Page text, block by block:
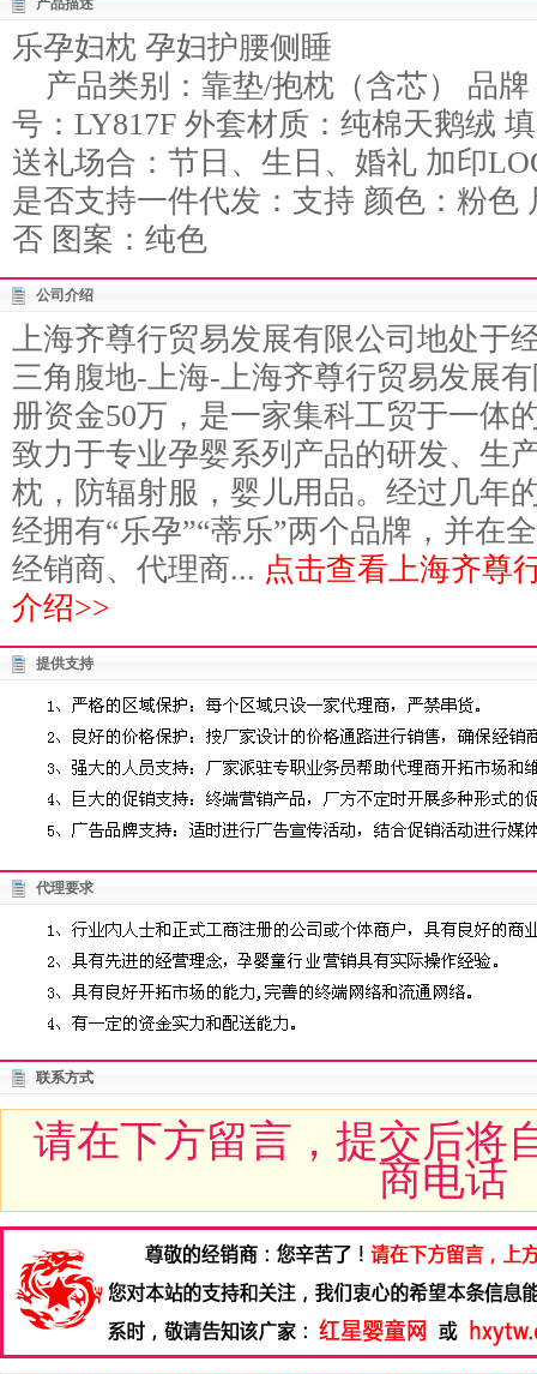
产品描述
乐孕妇枕 孕妇护腰侧睡
产品类别：靠垫/抱枕（含芯） 品牌
号：LY817F 外套材质：纯棉天鹅绒
送礼场合：节日、生日、婚礼 加印
是否支持一件代发：支持 颜色：粉色
否 图案：纯色
公司介绍
上海齐尊行贸易发展有限公司地处于
三角腹地-上海-上海齐尊行贸易发展
册资金50万，是一家集科工贸于一体
致力于专业孕婴系列产品的研发、生
枕，防辐射服，婴儿用品。经过几年
经拥有“乐孕”“蒂乐”两个品牌，并在
经销商、代理商... 点击查看上海齐尊
介绍>>
提供支持
代理要求
联系方式
请在下方留言，提交后将
商电话